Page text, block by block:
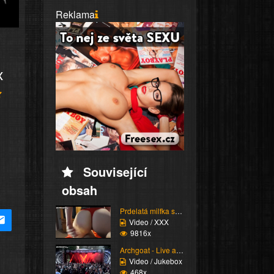
Reklama
Související
obsah
Prdelatá milfka si ose...
Video / XXX
9816x
Archgoat - Live at Und...
Video / Jukebox
468x